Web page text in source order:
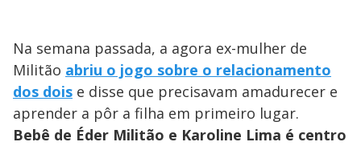
Na semana passada, a agora ex-mulher de
Militão abriu o jogo sobre o relacionamento
dos dois e disse que precisavam amadurecer e
aprender a pôr a filha em primeiro lugar.
Bebê de Éder Militão e Karoline Lima é centro